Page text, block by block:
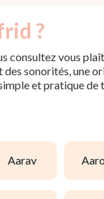
?
vous plaît
sonorités, une
et pratique
aarav